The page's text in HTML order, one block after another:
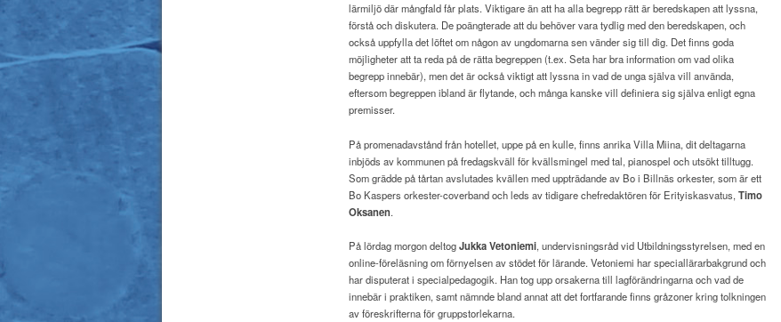
lärmiljö där mångfald får plats. Viktigare än att ha alla begrepp rätt är beredskapen att lyssna,
förstå och diskutera. De poängterade att du behöver vara tydlig med den beredskapen, och
också uppfylla det löftet om någon av ungdomarna sen vänder sig till dig. Det finns goda
möjligheter att ta reda på de rätta begreppen (t.ex. Seta har bra information om vad olika
begrepp innebär), men det är också viktigt att lyssna in vad de unga själva vill använda,
eftersom begreppen ibland är flytande, och många kanske vill definiera sig själva enligt egna
premisser.
På promenadavstånd från hotellet, uppe på en kulle, finns anrika Villa Miina, dit deltagarna
inbjöds av kommunen på fredagskväll för kvällsmingel med tal, pianospel och utsökt tilltugg.
Som grädde på tårtan avslutades kvällen med uppträdande av Bo i Billnäs orkester, som är ett
Bo Kaspers orkester-coverband och leds av tidigare chefredaktören för Erityiskasvatus, Timo
Oksanen.
På lördag morgon deltogJukka Vetoniemi, undervisningsråd vid Utbildningsstyrelsen, med en
online-föreläsning om förnyelsen av stödet för lärande. Vetoniemi har speciallärarbakgrund och
har disputerat i specialpedagogik. Han tog upp orsakerna till lagförändringarna och vad de
innebär i praktiken, samt nämnde bland annat att det fortfarande finns gråzoner kring tolkningen
av föreskrifterna för gruppstorlekarna.